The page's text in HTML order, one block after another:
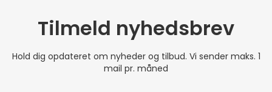
Tilmeld nyhedsbrev
Hold dig opdateret om nyheder og tilbud. Vi sender maks. 1
mail pr. måned